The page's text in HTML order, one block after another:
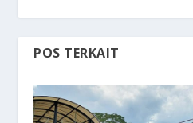
POS TERKAIT